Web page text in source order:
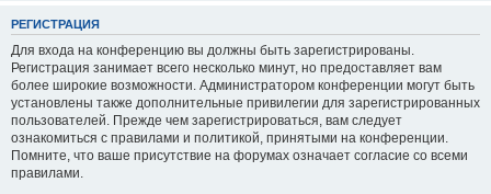
РЕГИСТРАЦИЯ
Для входа на конференцию вы должны быть зарегистрированы.
Регистрация занимает всего несколько минут, но предоставляет вам
более широкие возможности. Администратором конференции могут быть
установлены также дополнительные привилегии для зарегистрированных
пользователей. Прежде чем зарегистрироваться, вам следует
ознакомиться с правилами и политикой, принятыми на конференции.
Помните, что ваше присутствие на форумах означает согласие со всеми
правилами.